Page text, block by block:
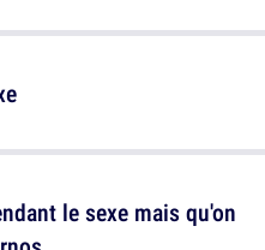
le sexe mais qu'on